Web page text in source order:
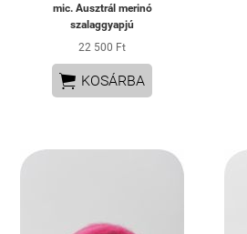
mic. Ausztrál merinó
szalaggyapjú
22 500 Ft
 KOSÁRBA